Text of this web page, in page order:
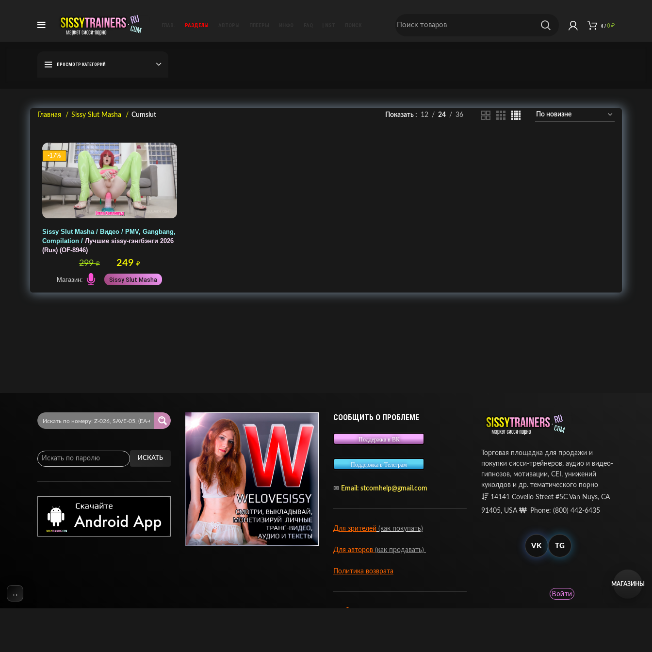
РАЗДЕЛЫ 0 / 0 ₽
ПРОСМОТР КАТЕГОРИЙ
Главная Sissy Slut Masha Cumslut Показать 12 24 36
-17%
Sissy Slut Masha / Видео / PMV, Gangbang,
Compilation / Лучшие sissy-гэнгбэнги 2026
(Rus) (OF-8946)
299₽ 249 ₽
Магазин: Sissy Slut Masha
ИСКАТЬ
СООБЩИТЬ О ПРОБЛЕМЕ
Поддержка в ВК
Поддержка в Телеграм
✉ Email: stcomhelp@gmail.com
Для зрителей (как покупать)
Для авторов (как продавать)
Политика возврата
Торговая площадка для продажи и
покупки сисси-трейнеров, аудио и видео-
гипнозов, мотивации, CEI, унижений
куколдов и др. тематического порно
14141 Covello Street #5C Van Nuys, CA
91405, USA
Phone: (800) 442-6435
VK TG
↔ Войти
МАГАЗИНЫ